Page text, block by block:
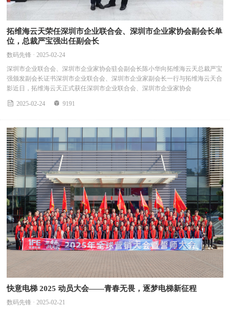
拓维海云天荣任深圳市企业联合会、深圳市企业家协会副会长单
位，总裁严宝强出任副会长
数码先锋 · 2025-02-24
深圳市企业联合会、深圳市企业家协会驻会副会长陈小华向拓维海云天总裁严宝
强颁发副会长证书深圳市企业联合会、深圳市企业家副会长一行与拓维海云天合
影近日，拓维海云天正式获任深圳市企业联合会、深圳市企业家协会
 2025-02-24  9191
快意电梯 2025 动员大会——青春无畏，逐梦电梯新征程
数码先锋 · 2025-02-21